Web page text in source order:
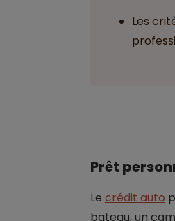
Les
Prêt
Le crédit auto
bateau, un